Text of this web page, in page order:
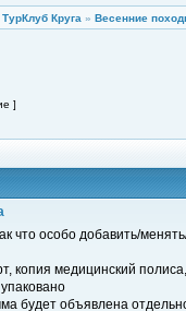
ТурКлуб Круга » Весенние
]
что особо добавить/
копия медицинский
будет объявлена